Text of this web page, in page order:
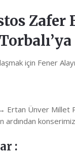
Zafer
için Fener
Ertan Ünver Millet
ardından
: